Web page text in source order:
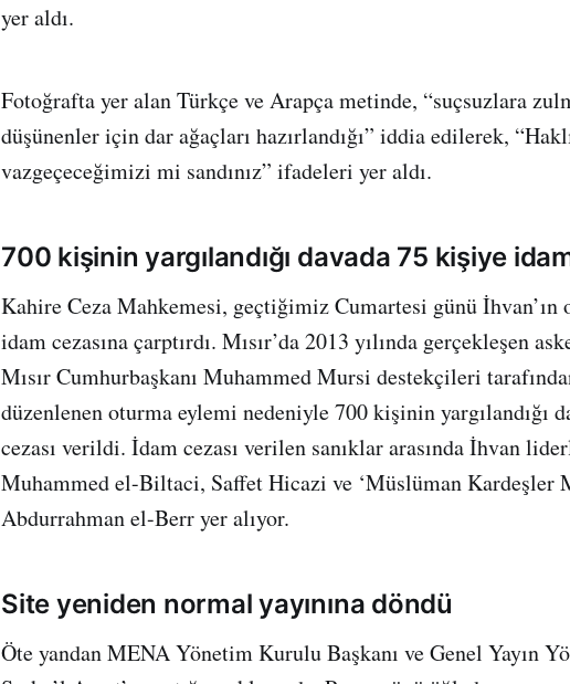
yer aldı.
Fotoğrafta yer alan Türkçe ve Arapça metinde, “suçsuzlara
düşünenler için dar ağaçları hazırlandığı” iddia edilerek,
vazgeçeceğimizi mi sandınız” ifadeleri yer aldı.
700 kişinin yargılandığı davada 75 kişiye
Kahire Ceza Mahkemesi, geçtiğimiz Cumartesi günü
idam cezasına çarptırdı. Mısır’da 2013 yılında gerçekleşen
Mısır Cumhurbaşkanı Muhammed Mursi destekçileri
düzenlenen oturma eylemi nedeniyle 700 kişinin yargılandığı
cezası verildi. İdam cezası verilen sanıklar arasında İhvan
Muhammed el-Biltaci, Saffet Hicazi ve ‘Müslüman Kardeşler
Abdurrahman el-Berr yer alıyor.
Site yeniden normal yayınına döndü
Öte yandan MENA Yönetim Kurulu Başkanı ve Genel Yayın